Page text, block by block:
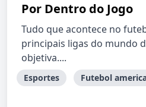
Por Dentro do Jogo
Tudo que acontece no
principais ligas do mundo
objetiva....
Esportes Futebol